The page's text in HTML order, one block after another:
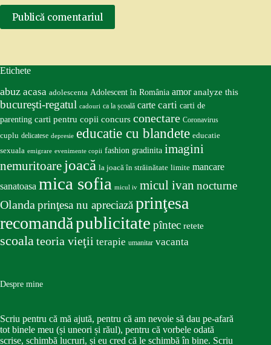
Publică comentariul
Etichete
abuz acasa adolescenta Adolescent în România amor analyze this
bucureşti-regatul cadouri ca la școală carte carti carti de
parenting carti pentru copii concurs conectare Coronavirus
cuplu delicatese depresie educatie cu blandete educatie
sexuala emigrare evenimente copii fashion gradinita imagini
nemuritoare joacă la joacă în străinătate limite mancare
sanatoasa mica sofia micul iv micul ivan nocturne
Olandaprinţesa nu apreciazăprinţesa
recomandăpublicitate pîntec retete
scoalateoria vieţii terapie umanitar vacanta
Despre mine
Scriu pentru că mă ajută, pentru că am nevoie să dau pe-afară
tot binele meu (și uneori și răul), pentru că vorbele odată
scrise, schimbă lucruri, și eu cred că le schimbă în bine. Scriu